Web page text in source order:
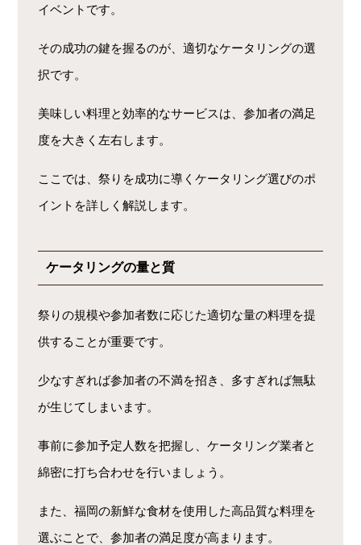
イベントです。
その成功の鍵を握るのが、適切なケータリングの選
択です。
美味しい料理と効率的なサービスは、参加者の満足
度を大きく左右します。
ここでは、祭りを成功に導くケータリング選びのポ
イントを詳しく解説します。
ケータリングの量と質
祭りの規模や参加者数に応じた適切な量の料理を提
供することが重要です。
少なすぎれば参加者の不満を招き、多すぎれば無駄
が生じてしまいます。
事前に参加予定人数を把握し、ケータリング業者と
綿密に打ち合わせを行いましょう。
また、福岡の新鮮な食材を使用した高品質な料理を
選ぶことで、参加者の満足度が高まります。